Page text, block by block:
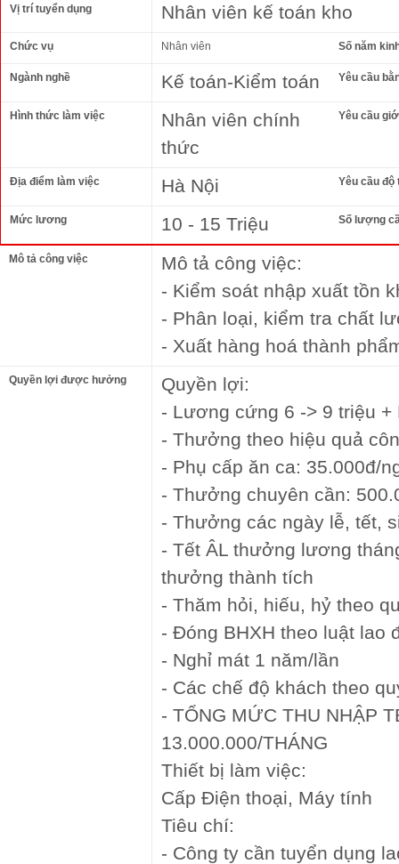
Vị trí tuyển dụng Nhân viên kế toán kho
Chức vụ Nhân viên Số năm
Ngành nghề Kế toán-Kiểm toán Yêu cầu
Hình thức làm việc
Nhân viên chính
thức
Yêu cầu
Địa điểm làm việc Hà Nội Yêu cầu độ
Mức lương 10 - 15 Triệu Số lượng
Mô tả công việc
Mô tả công việc:
- Kiểm soát nhập xuất tồn
- Phân loại, kiểm tra chất
- Xuất hàng hoá thành
Quyền lợi được hưởng
Quyền lợi:
- Lương cứng 6 -> 9 triệu
- Thưởng theo hiệu quả
- Phụ cấp ăn ca: 35.000đ/
- Thưởng chuyên cần:
- Thưởng các ngày lễ, tết,
- Tết ÂL thưởng lương
thưởng thành tích
- Thăm hỏi, hiếu, hỷ theo
- Đóng BHXH theo luật lao
- Nghỉ mát 1 năm/lần
- Các chế độ khách theo
- TỔNG MỨC THU NHẬP
13.000.000/THÁNG
Thiết bị làm việc:
Cấp Điện thoại, Máy tính
Tiêu chí:
- Công ty cần tuyển dụng